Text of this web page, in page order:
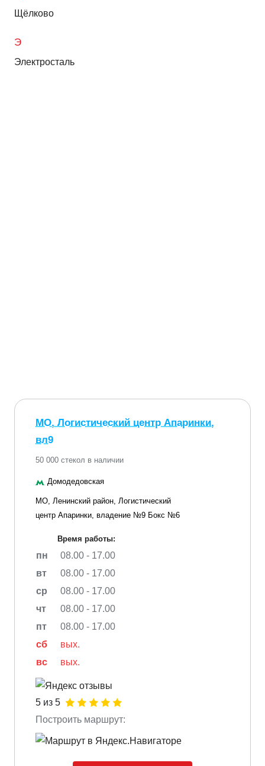
Щёлково
Э
Электросталь
МО, Логистический центр Апаринки,
вл9
50 000 стекол в наличии
Домодедовская
МО, Ленинский район, Логистический
центр Апаринки, владение №9 Бокс №6
Время работы:
пн
08.00 - 17.00
вт
08.00 - 17.00
ср
08.00 - 17.00
чт
08.00 - 17.00
пт
08.00 - 17.00
сб
вых.
вс
вых.
5 из 5
Построить маршрут: